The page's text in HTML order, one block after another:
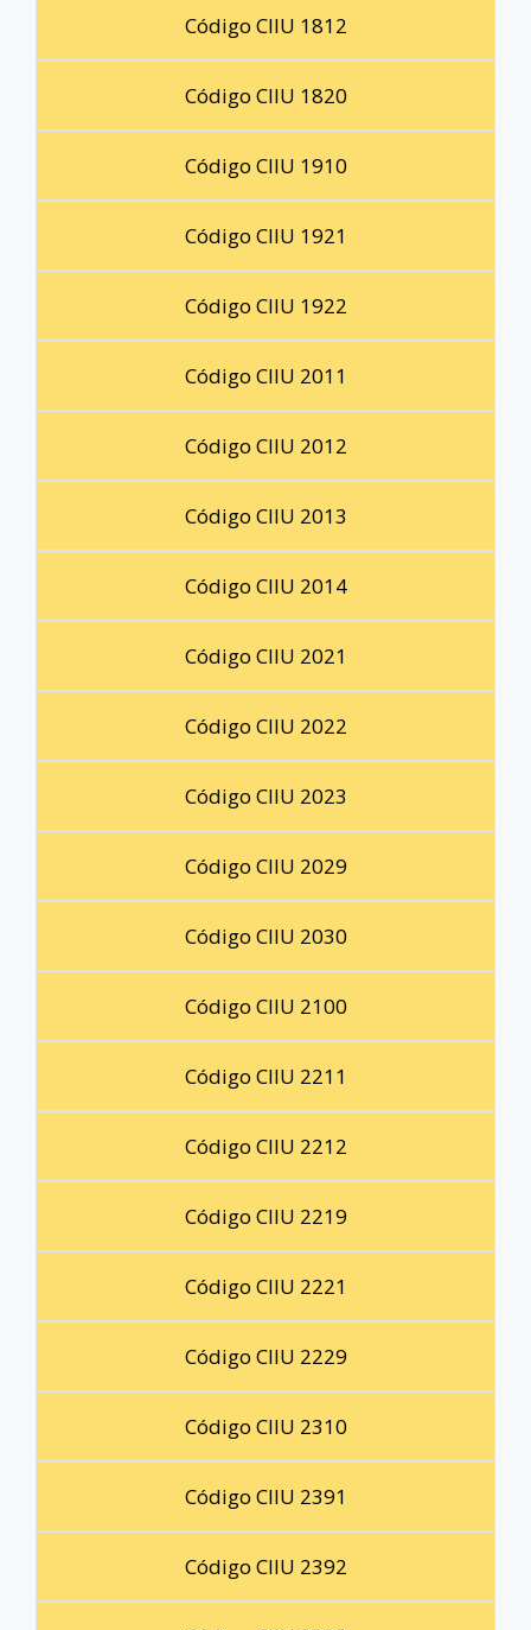
Código CIIU 1812
Código CIIU 1820
Código CIIU 1910
Código CIIU 1921
Código CIIU 1922
Código CIIU 2011
Código CIIU 2012
Código CIIU 2013
Código CIIU 2014
Código CIIU 2021
Código CIIU 2022
Código CIIU 2023
Código CIIU 2029
Código CIIU 2030
Código CIIU 2100
Código CIIU 2211
Código CIIU 2212
Código CIIU 2219
Código CIIU 2221
Código CIIU 2229
Código CIIU 2310
Código CIIU 2391
Código CIIU 2392